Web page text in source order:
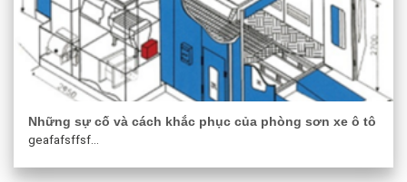
Những sự cố và cách khắc phục của phòng sơn xe ô tô
geafafsffsf...